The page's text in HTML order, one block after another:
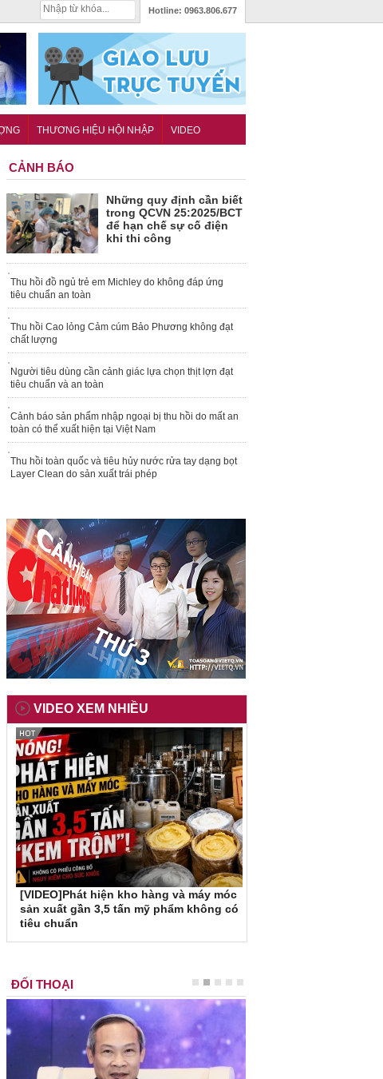
Hotline: 0963.806.677
THƯƠNG HIỆU HỘI NHẬP VIDEO
CẢNH BÁO
Những quy định cần biết
trong QCVN 25:2025/BCT
để hạn chế sự cố điện
khi thi công
Thu hồi đồ ngủ trẻ em Michley do không đáp ứng
tiêu chuẩn an toàn
Thu hồi Cao lỏng Cảm cúm Bảo Phương không đạt
chất lượng
Người tiêu dùng cần cảnh giác lựa chọn thịt lợn đạt
tiêu chuẩn và an toàn
Cảnh báo sản phẩm nhập ngoại bị thu hồi do mất an
toàn có thể xuất hiện tại Việt Nam
Thu hồi toàn quốc và tiêu hủy nước rửa tay dạng bọt
Layer Clean do sản xuất trái phép
VIDEO XEM NHIỀU
[VIDEO]Phát hiện kho hàng và máy móc
sản xuất gần 3,5 tấn mỹ phẩm không có
tiêu chuẩn
ĐỐI THOẠI